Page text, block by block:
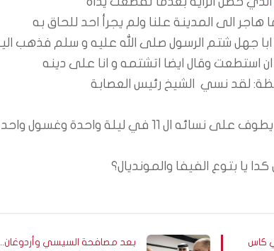
هاجر الى المدينة علنا ولم يجرأ احد للحاق به
استطعت وقال ايضا اتشتمه و انا على دينه
لقد نسي  الشيخ رئيس العصابة
كاس
بعد مصافحة السيسي وأردوغان..